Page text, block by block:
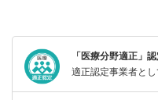
「医療分野適正」
適正認定事業者とし